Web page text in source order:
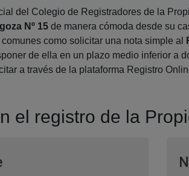
del Colegio de Registradores de la
Nº 15 de manera cómoda desde su
como solicitar una nota simple al
de ella en un plazo medio inferior a
a través de la plataforma Registro
el registro de la
Ventana nueva